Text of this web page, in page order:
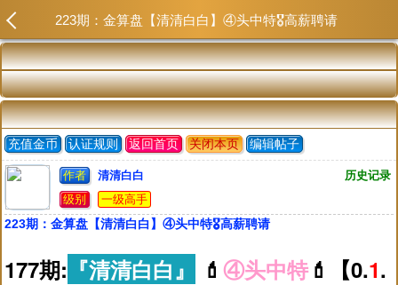
223期：金算盘【清清白白】④头中特🎖️高薪聘请
充值金币 认证规则 返回首页 关闭本页 编辑帖子
作者 清清白白
历史记录
级别
一级高手
223期：金算盘【清清白白】④头中特🎖️高薪聘请
177期: 『清清白白』 💄 ④头中特💄【0.1.